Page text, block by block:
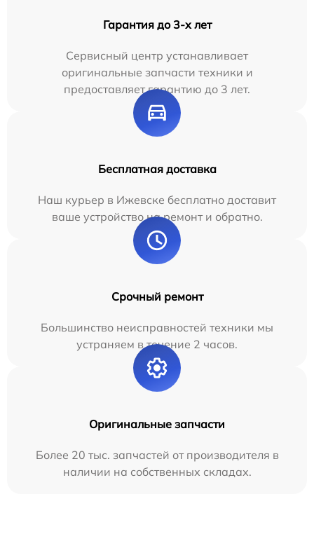
Гарантия до 3-х лет
Сервисный центр устанавливает
оригинальные запчасти техники и
предоставляет гарантию до 3 лет.
Бесплатная доставка
Наш курьер в Ижевске бесплатно доставит
ваше устройство на ремонт и обратно.
Срочный ремонт
Большинство неисправностей техники мы
устраняем в течение 2 часов.
Оригинальные запчасти
Более 20 тыс. запчастей от производителя в
наличии на собственных складах.